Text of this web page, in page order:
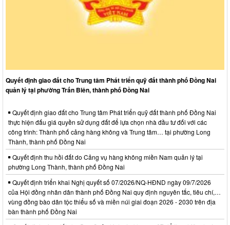
Quyết định giao đất cho Trung tâm Phát triển quỹ đất thành phố Đồng Nai
quản lý tại phường Trấn Biên, thành phố Đồng Nai
Quyết định giao đất cho Trung tâm Phát triển quỹ đất thành phố Đồng Nai
thực hiện đấu giá quyền sử dụng đất để lựa chọn nhà đầu tư đối với các
công trình: Thành phố cảng hàng không và Trung tâm… tại phường Long
Thành, thành phố Đồng Nai
Quyết định thu hồi đất do Cảng vụ hàng không miền Nam quản lý tại
phường Long Thành, thành phố Đồng Nai
Quyết định triển khai Nghị quyết số 07/2026/NQ-HĐND ngày 09/7/2026
của Hội đồng nhân dân thành phố Đồng Nai quy định nguyên tắc, tiêu chí,…
vùng đồng bào dân tộc thiểu số và miền núi giai đoạn 2026 - 2030 trên địa
bàn thành phố Đồng Nai